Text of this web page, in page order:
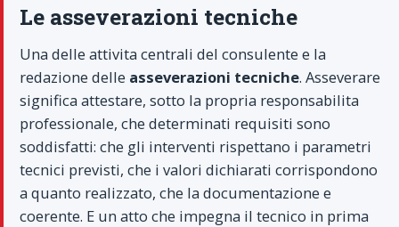
Le asseverazioni tecniche
Una delle attivita centrali del consulente e la
redazione delle asseverazioni tecniche. Asseverare
significa attestare, sotto la propria responsabilita
professionale, che determinati requisiti sono
soddisfatti: che gli interventi rispettano i parametri
tecnici previsti, che i valori dichiarati corrispondono
a quanto realizzato, che la documentazione e
coerente. E un atto che impegna il tecnico in prima